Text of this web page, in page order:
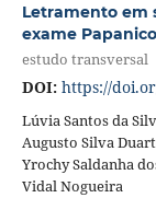
Letramento em
exame
estudo transversal
DOI: https://
Lúvia Santos da
Augusto Silva
Yrochy Saldanha
Vidal Nogueira